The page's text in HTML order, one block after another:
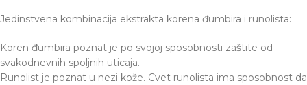
Jedinstvena kombinacija ekstrakta korena đumbira i runolista:
Koren đumbira poznat je po svojoj sposobnosti zaštite od
svakodnevnih spoljnih uticaja.
Runolist je poznat u nezi kože. Cvet runolista ima sposobnost da